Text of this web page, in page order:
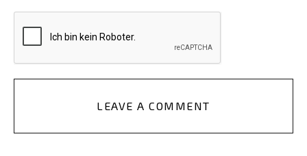
LEAVE A COMMENT